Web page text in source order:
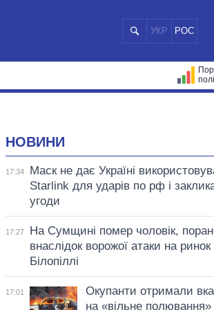
УКР РОС
НОВИНИ
17:34
Маск не дає Україні
Starlink для ударів по рф і
угоди
17:27
На Сумщині помер чоловік,
внаслідок ворожої атаки на ринок
Білопіллі
17:01
Окупанти отримали
на «вільне полювання»